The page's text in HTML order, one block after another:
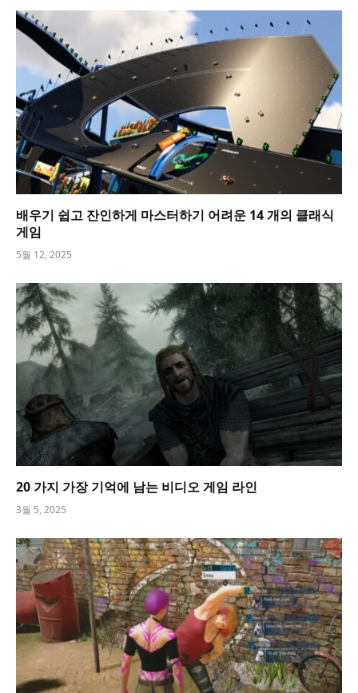
배우기 쉽고 잔인하게 마스터하기 어려운 14 개의 클래식
게임
5월 12, 2025
20 가지 가장 기억에 남는 비디오 게임 라인
3월 5, 2025